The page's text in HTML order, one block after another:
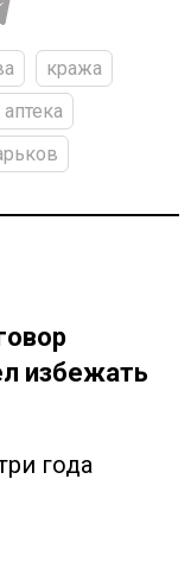
кража
аптека
избежать
года